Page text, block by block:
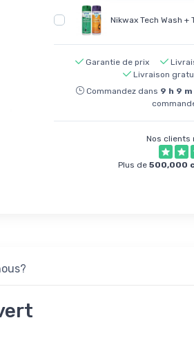
Nikwax Tech Wash
Garantie de prix
Livraison
Commandez dans 9 h 9
Nos clients
Plus de 500,000